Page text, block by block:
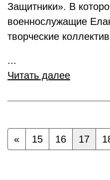
Защитники». В
военнослужащие
творческие
...
Читать далее
« 15 16 17